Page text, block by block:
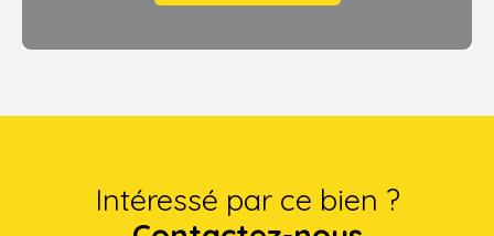
Intéressé par ce bien ?